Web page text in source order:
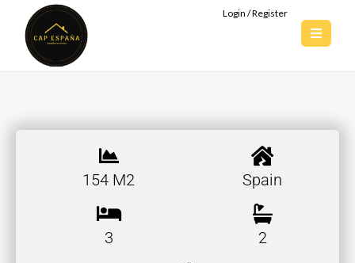
Login / Register
154 M2 Spain
3 2